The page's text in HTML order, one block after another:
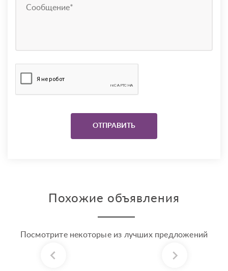
Похожие объявления
Посмотрите некоторые из лучших предложений